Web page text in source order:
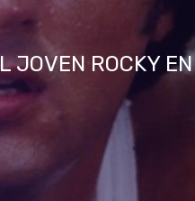
JOVEN ROCKY EN